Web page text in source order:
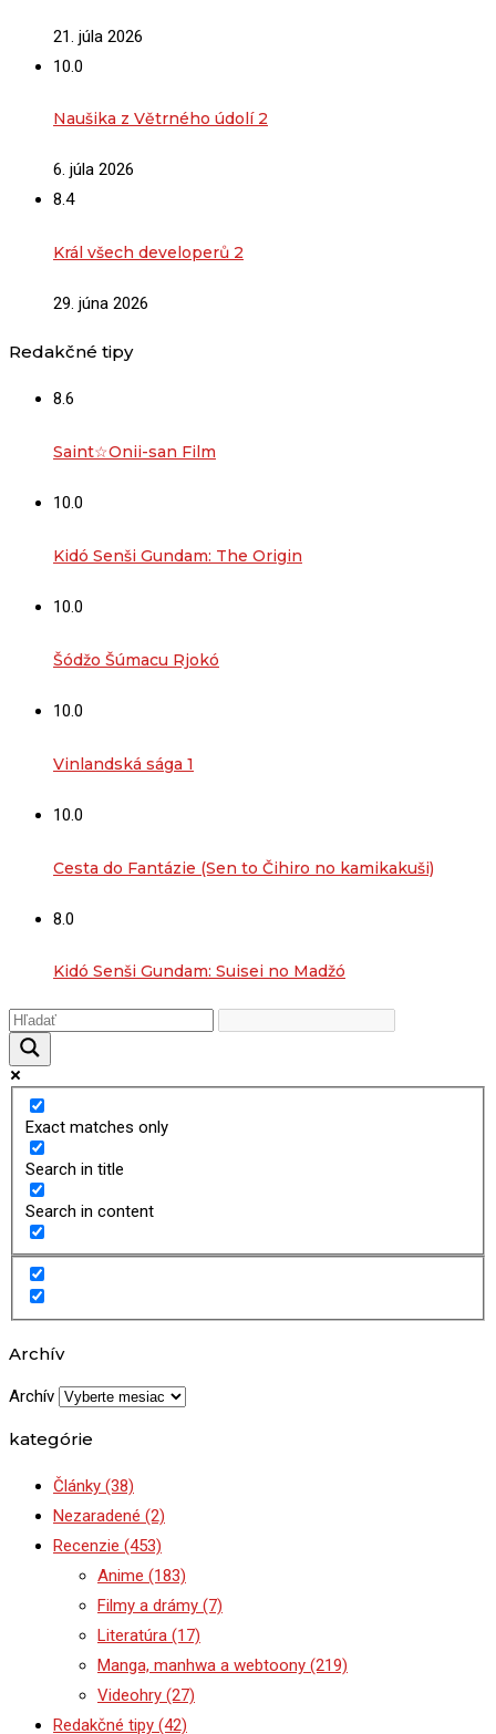
21. júla 2026
10.0
Naušika z Větrného údolí 2
6. júla 2026
8.4
Král všech developerů 2
29. júna 2026
Redakčné tipy
8.6
Saint☆Onii-san Film
10.0
Kidó Senši Gundam: The Origin
10.0
Šódžo Šúmacu Rjokó
10.0
Vinlandská sága 1
10.0
Cesta do Fantázie (Sen to Čihiro no kamikakuši)
8.0
Kidó Senši Gundam: Suisei no Madžó
Exact matches only
Search in title
Search in content
Archív
Archív
kategórie
Články (38)
Nezaradené (2)
Recenzie (453)
Anime (183)
Filmy a drámy (7)
Literatúra (17)
Manga, manhwa a webtoony (219)
Videohry (27)
Redakčné tipy (42)